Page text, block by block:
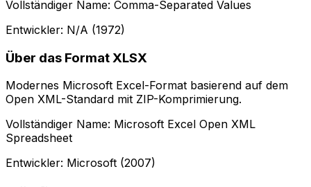
Vollständiger Name: Comma-Separated Values
Entwickler: N/A (1972)
Über das Format XLSX
Modernes Microsoft Excel-Format basierend auf dem
Open XML-Standard mit ZIP-Komprimierung.
Vollständiger Name: Microsoft Excel Open XML
Spreadsheet
Entwickler: Microsoft (2007)